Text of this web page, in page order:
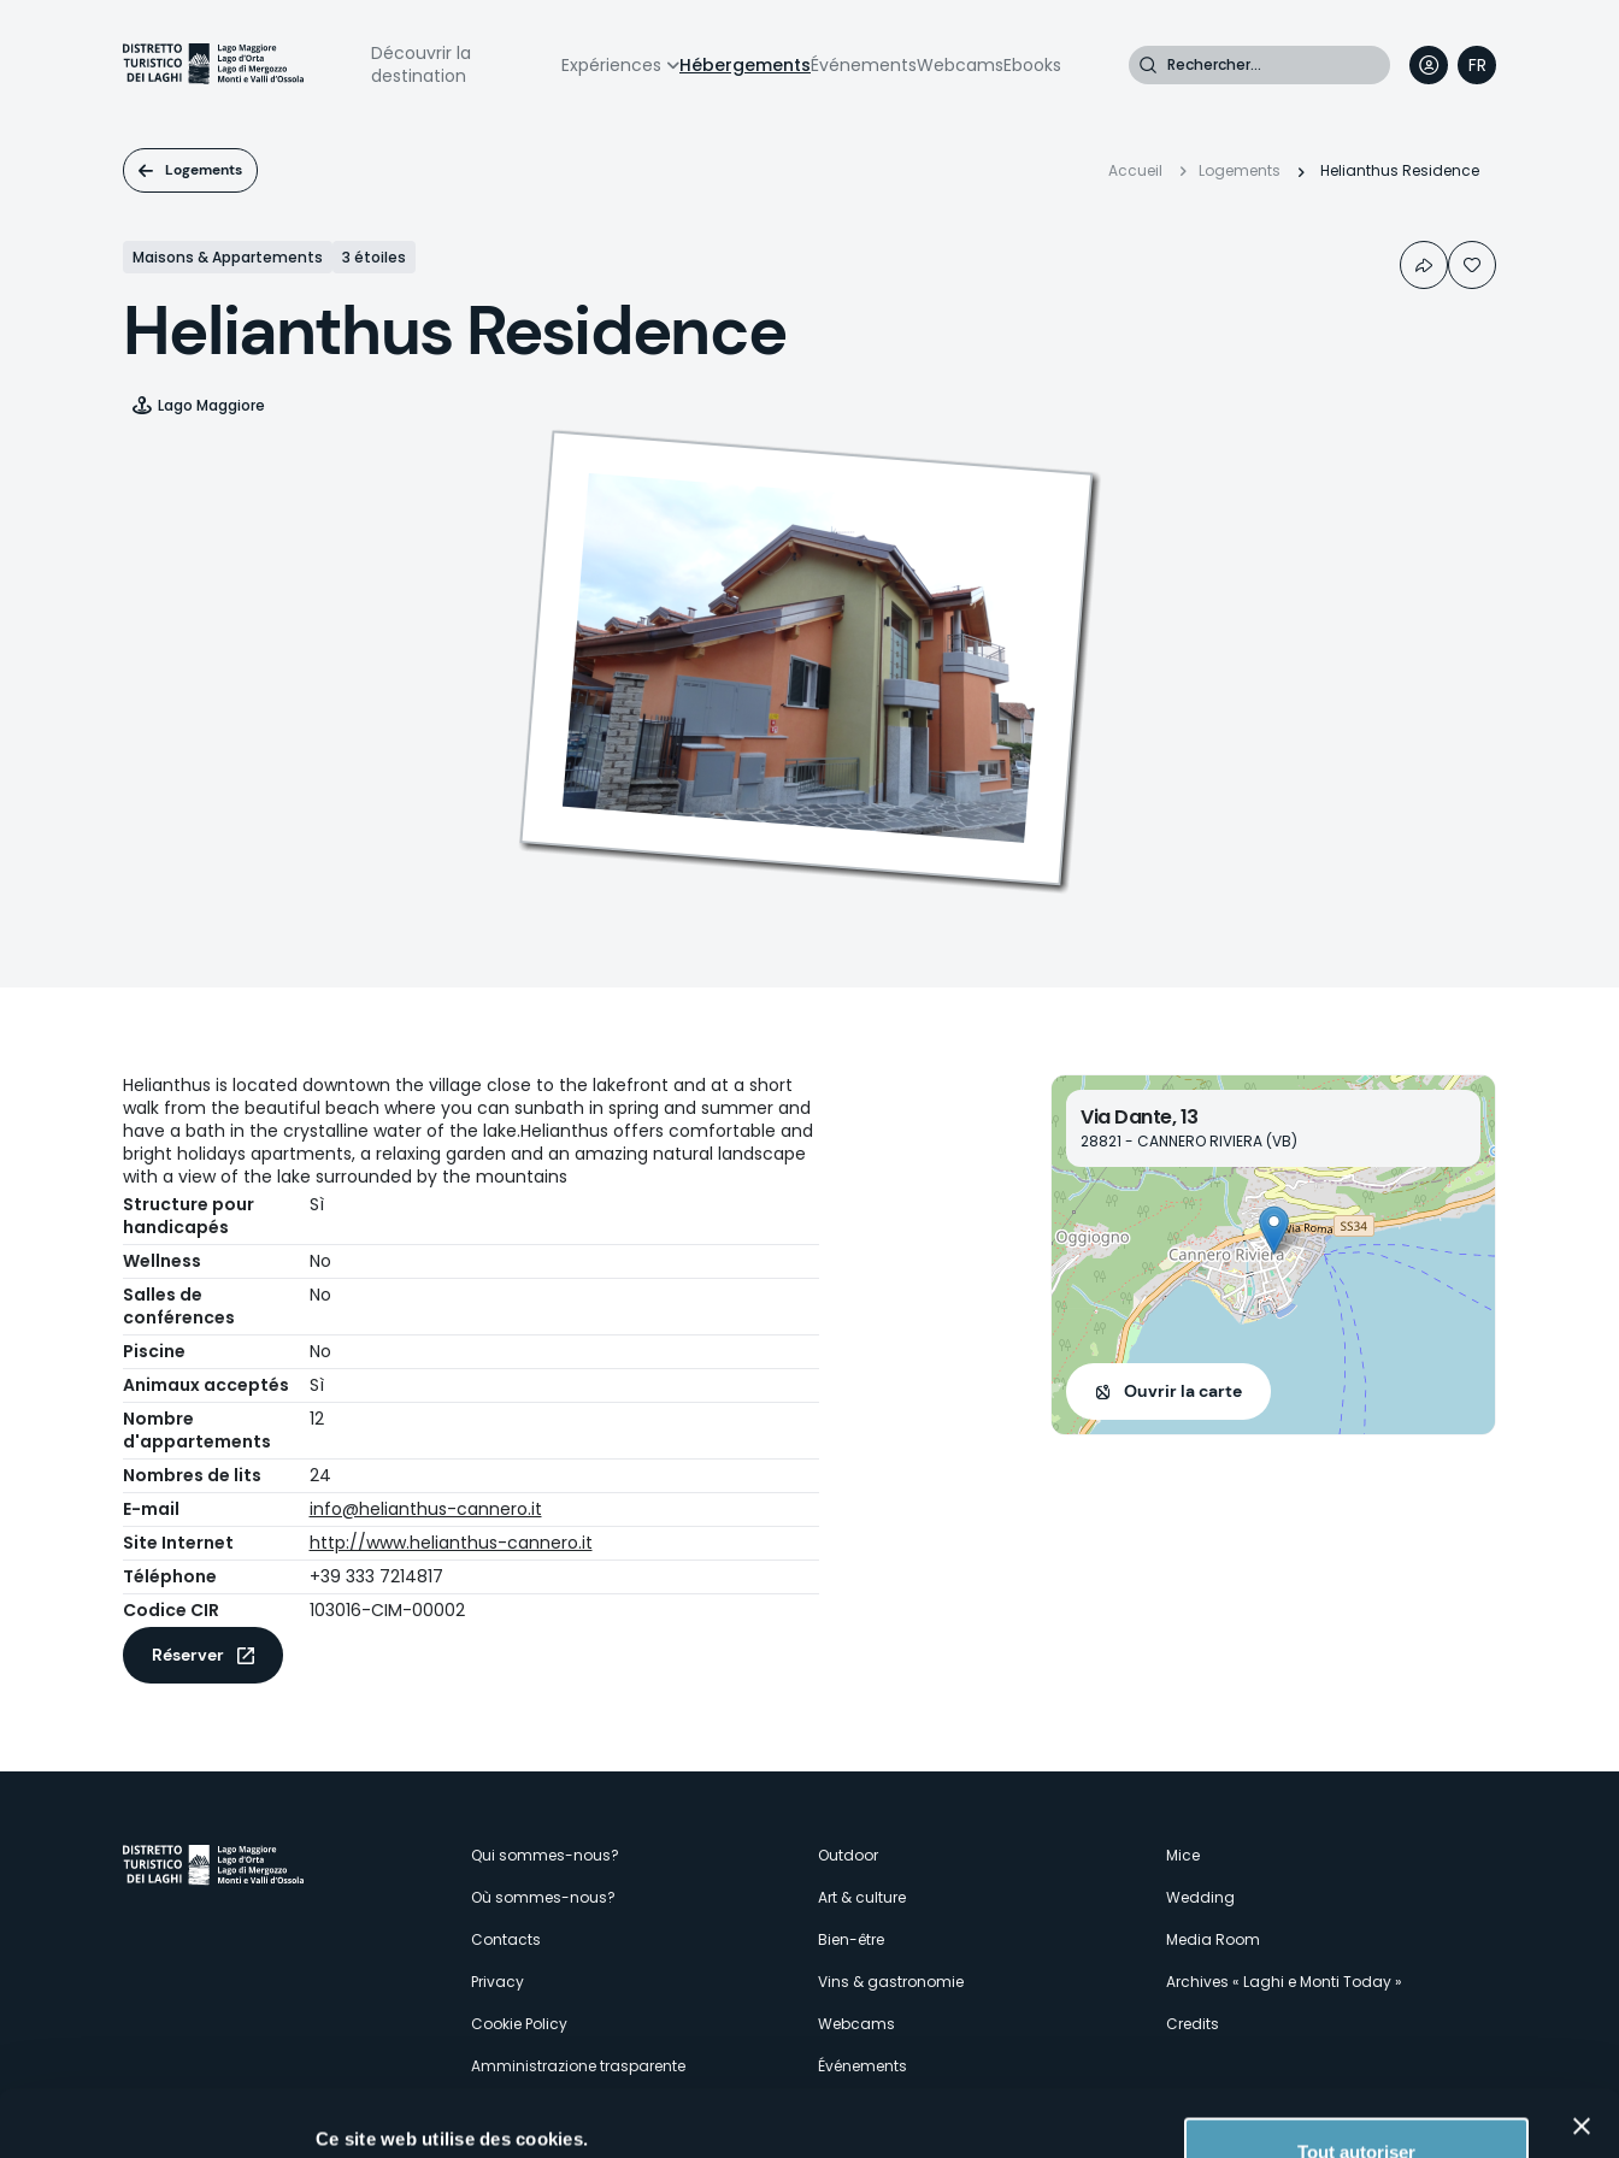
Ce site web utilise des cookies.
Tout autoriser
Navigazione
Découvrir la
destination
Expériences HébergementsÉvénementsWebcamsEbooks Rechercher
FR
IT
EN
DE
Logements
Fil
Accueil Logements Helianthus Residence
Maisons & Appartements 3 étoiles
Helianthus Residence
Lago Maggiore
Helianthus is located downtown the village close to the lakefront and at a short
walk from the beautiful beach where you can sunbath in spring and summer and
have a bath in the crystalline water of the lake.Helianthus offers comfortable and
bright holidays apartments, a relaxing garden and an amazing natural landscape
with a view of the lake surrounded by the mountains
Structure pour
handicapés
Sì
Wellness
No
Salles de
conférences
No
Piscine
No
Animaux acceptés
Sì
Nombre
d'appartements
12
Nombres de lits
24
E-mail
info@helianthus-cannero.it
Site Internet
http://www.helianthus-cannero.it
Téléphone
+39 333 7214817
Codice CIR
103016-CIM-00002
Réserver
Via Dante, 13
28821 - CANNERO RIVIERA (VB)
Ouvrir la carte
Menù
secondario
Qui sommes-nous?
Où sommes-nous?
Contacts
Privacy
Cookie Policy
Amministrazione trasparente
Outdoor
Art & culture
Bien-être
Vins & gastronomie
Webcams
Événements
Mice
Wedding
Media Room
Archives « Laghi e Monti Today »
Credits